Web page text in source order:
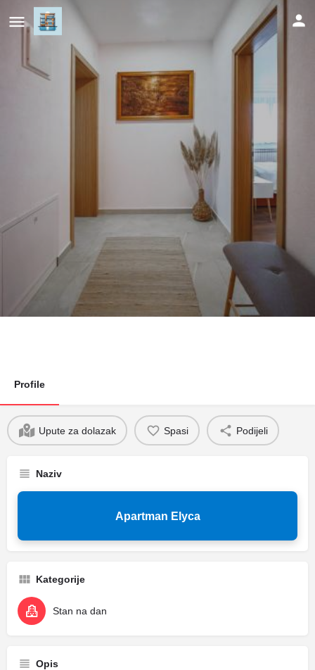
Apartman Elyca
Profile
Upute za dolazak Spasi Podijeli
Naziv
Apartman Elyca
Kategorije
Stan na dan
Opis